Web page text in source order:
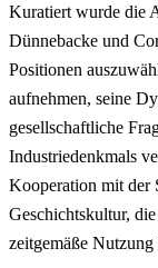
Kuratiert wurde die
Dünnebacke und
Positionen
aufnehmen, seine
gesellschaftliche
Industriedenkmals
Kooperation mit der
Geschichtskultur,
zeitgemäße